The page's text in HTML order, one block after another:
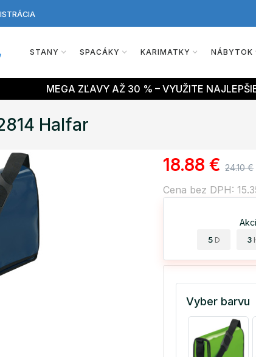
STANY SPACÁKY KARIMATKY NÁBYTOK
MEGA ZĽAVY AŽ 30 % – VYUŽITE
Halfar
18.88 € 24.10 €
Cena bez DPH:
5 D 3
Vyber barvu